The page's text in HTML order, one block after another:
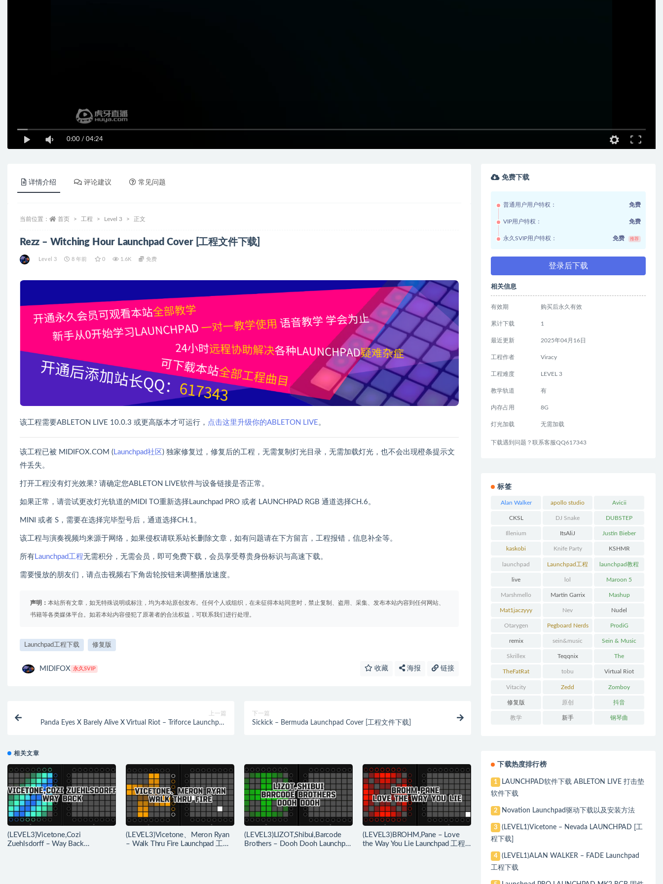
0:00 / 04:24
详情介绍 评论建议 常见问题
当前位置： 首页 工程 Level 3 正文
Rezz – Witching Hour Launchpad Cover [工程文件下载]
Level 3 8 年前 0 1.6K 免费
该工程需要ABLETON LIVE 10.0.3 或更高版本才可运行， 点击这里升级你的ABLETON LIVE。
该工程已被 MIDIFOX.COM ( Launchpad社区 ) 独家修复过，修复后的工程，无需复制灯光目录，无需加载灯光，也不会出现橙条提示文
件丢失。
打开工程没有灯光效果? 请确定您ABLETON LIVE软件与设备链接是否正常。
如果正常，请尝试更改灯光轨道的MIDI TO重新选择Launchpad PRO 或者 LAUNCHPAD RGB 通道选择CH.6。
MINI 或者 S，需要在选择完毕型号后，通道选择CH.1。
该工程与演奏视频均来源于网络，如果侵权请联系站长删除文章，如有问题请在下方留言，工程报错，信息补全等。
所有Launchpad工程无需积分，无需会员，即可免费下载，会员享受尊贵身份标识与高速下载。
需要慢放的朋友们，请点击视频右下角齿轮按钮来调整播放速度。
声明： 本站所有文章，如无特殊说明或标注，均为本站原创发布。任何个人或组织，在未征得本站同意时，禁止复制、盗用、采集、发布本站内容到任何网站、
书籍等各类媒体平台。如若本站内容侵犯了原著者的合法权益，可联系我们进行处理。
Launchpad工程下载 修复版
MIDIFOX 永久SVIP 收藏 海报 链接
上一篇
Panda Eyes X Barely Alive X Virtual Riot – Triforce Launchpad
下一篇
Sickick – Bermuda Launchpad Cover [工程文件下载]
相关文章
(LEVEL3)Vicetone,Cozi
Zuehlsdorff – Way Back
(LEVEL3)Vicetone、Meron Ryan
– Walk Thru Fire Launchpad 工程
(LEVEL3)LIZOT,Shibui,Barcode
Brothers – Dooh Dooh Launchpad
(LEVEL3)BROHM,Pane – Love
the Way You Lie Launchpad 工程
免费下载
普通用户用户特权： 免费
VIP用户特权： 免费
永久SVIP用户特权： 免费 推荐
登录后下载
相关信息
有效期 购买后永久有效
累计下载 1
最近更新 2025年04月16日
工程作者 Viracy
工程难度 LEVEL 3
教学轨道 有
内存占用 8G
灯光加载 无需加载
下载遇到问题？联系客服QQ617343
标签
Alan Walker apollo studio Avicii
CKSL DJ Snake DUBSTEP
Illenium ItsAliJ Justin Bieber
kaskobi Knife Party KSHMR
launchpad Launchpad工程
下载
launchpad教程
live lol Maroon 5
Marshmello Martin Garrix Mashup
Mat1jaczyyy Nev Nudel
Otarygen Pegboard Nerds ProdiG
remix sein&music Sein & Music
Skrillex Teqqnix The
Chainsmokers
TheFatRat tobu Virtual Riot
Vitacity Zedd Zomboy
修复版 原创 抖音
教学 新手 钢琴曲
下载热度排行榜
1
LAUNCHPAD软件下载 ABLETON LIVE 打击垫
软件下载
2 Novation Launchpad驱动下载以及安装方法
3
(LEVEL1)Vicetone – Nevada LAUNCHPAD [工
程下载]
4
(LEVEL1)ALAN WALKER – FADE Launchpad
工程下载